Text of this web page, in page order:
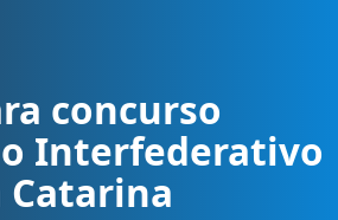
- Consórcio Interfederativo
concurso
Interfederativo
Catarina